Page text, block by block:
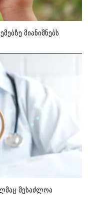
მიანიშნებს
შესაძლოა